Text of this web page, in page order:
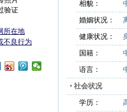
验证
所在地
不良行为
相貌：
婚姻状况：
健康状况：
国籍：
语言：
• 社会状况
学历：